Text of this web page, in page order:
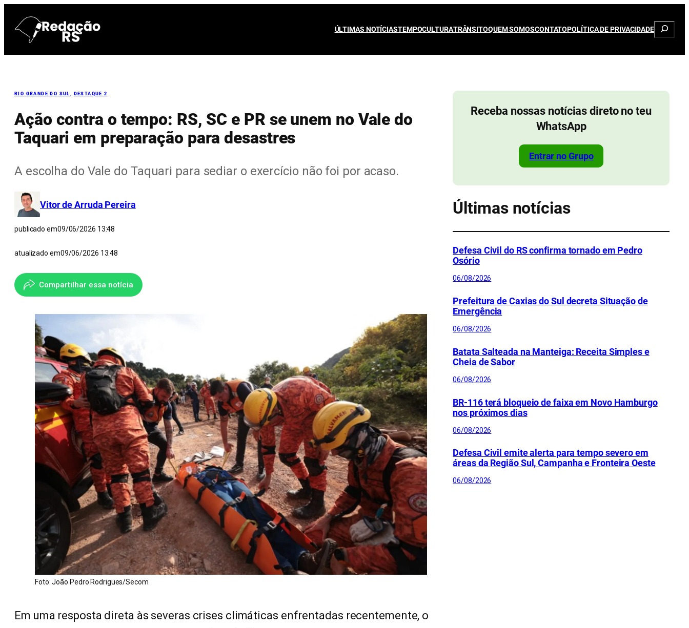
para
conteúdo
ÚLTIMAS NOTÍCIASTEMPOCULTURATRÂNSITOQUEM SOMOSCONTATOPOLÍTICA DE PRIVACIDADE
RIO GRANDE DO SUL DESTAQUE 2
Ação contra o tempo: RS, SC e PR se unem no Vale do
Taquari em preparação para desastres
A escolha do Vale do Taquari para sediar o exercício não foi por acaso.
Vitor de Arruda Pereira
publicado em09/06/2026 13:48
atualizado em09/06/2026 13:48
Compartilhar essa notícia
Foto: João Pedro Rodrigues/Secom
Em uma resposta direta às severas crises climáticas enfrentadas recentemente, o
Receba nossas notícias direto no teu
WhatsApp
Entrar no Grupo
Últimas notícias
Defesa Civil do RS confirma tornado em Pedro
Osório
06/08/2026
Prefeitura de Caxias do Sul decreta Situação de
Emergência
06/08/2026
Batata Salteada na Manteiga: Receita Simples e
Cheia de Sabor
06/08/2026
BR-116 terá bloqueio de faixa em Novo Hamburgo
nos próximos dias
06/08/2026
Defesa Civil emite alerta para tempo severo em
áreas da Região Sul, Campanha e Fronteira Oeste
06/08/2026